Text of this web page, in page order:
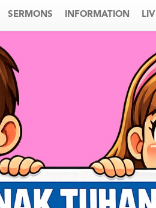
SERMONS INFORMATION